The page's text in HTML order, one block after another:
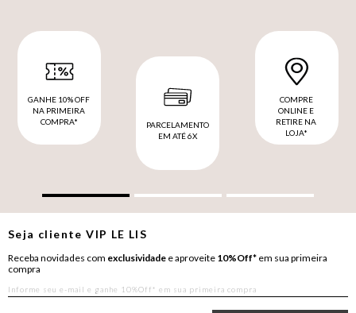
GANHE 10% OFF
NA PRIMEIRA
COMPRA*
PARCELAMENTO
EM ATÉ 6X
COMPRE
ONLINE E
RETIRE NA
LOJA*
Seja clienteVIP LE LIS
Receba novidades com exclusividade e aproveite 10%Off* em sua primeira
compra